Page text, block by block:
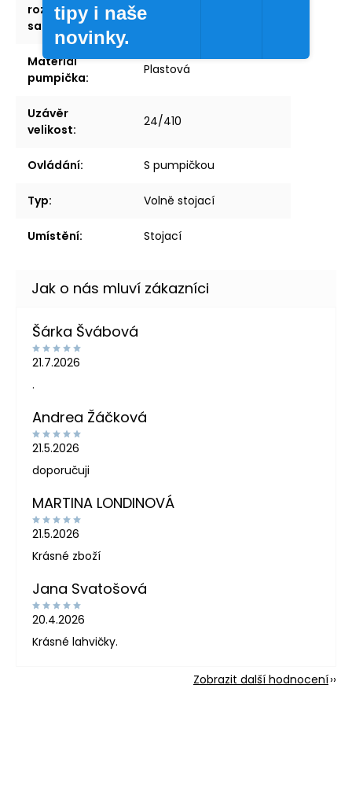
rozměry
samolepek
samolepek, Bok: Ø 5 cm,
Materiál
pumpička:
Plastová
Uzávěr
velikost:
24/410
Ovládání: S pumpičkou
Typ: Volně stojací
Umístění: Stojací
Šárka Švábová
21.7.2026
.
Andrea Žáčková
21.5.2026
doporučuji
MARTINA LONDINOVÁ
21.5.2026
Krásné zboží
Jana Svatošová
20.4.2026
Krásné lahvičky.
Zobrazit další hodnocení
tipy i naše
novinky.